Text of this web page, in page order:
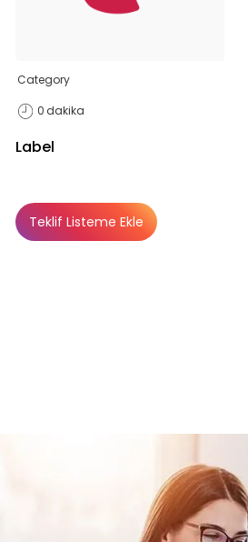
Basic
Basic
Premium
Abonelik Dışı
Category
0 dakika
Label
Teklif Listeme Ekle